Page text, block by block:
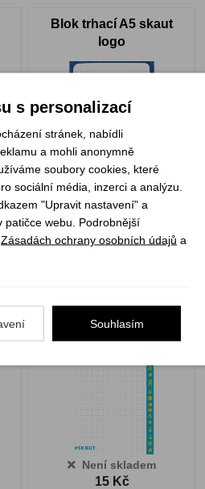
Blok trhací A5 skaut
logo
Není skladem
15 Kč
ZOBRAZIT PRODUKT
Není skladem
15 Kč
s personalizací
stránek, nabídli
a mohli anonymně
soubory cookies, které
sociální média, inzerci a analýzu.
"Upravit nastavení" a
patičce webu. Podrobnější
Zásadách ochrany osobních údajů a
Souhlasím